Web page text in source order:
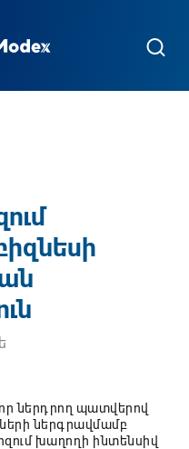
ներդրող պատվերով
ներգրավմամբ
խաղողի ինտենսիվ